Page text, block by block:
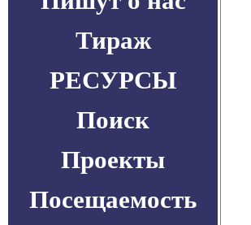
Тираж
РЕСУРСЫ
Поиск
Проекты
Посещаемость